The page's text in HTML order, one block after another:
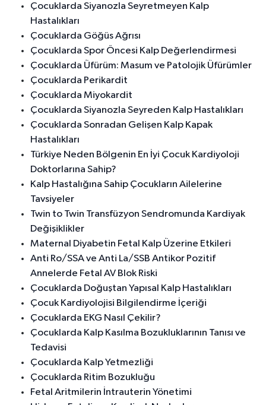
Çocuklarda Siyanozla Seyretmeyen Kalp
Hastalıkları
Çocuklarda Göğüs Ağrısı
Çocuklarda Spor Öncesi Kalp Değerlendirmesi
Çocuklarda Üfürüm: Masum ve Patolojik Üfürümler
Çocuklarda Perikardit
Çocuklarda Miyokardit
Çocuklarda Siyanozla Seyreden Kalp Hastalıkları
Çocuklarda Sonradan Gelişen Kalp Kapak
Hastalıkları
Türkiye Neden Bölgenin En İyi Çocuk Kardiyoloji
Doktorlarına Sahip?
Kalp Hastalığına Sahip Çocukların Ailelerine
Tavsiyeler
Twin to Twin Transfüzyon Sendromunda Kardiyak
Değişiklikler
Maternal Diyabetin Fetal Kalp Üzerine Etkileri
Anti Ro/SSA ve Anti La/SSB Antikor Pozitif
Annelerde Fetal AV Blok Riski
Çocuklarda Doğuştan Yapısal Kalp Hastalıkları
Çocuk Kardiyolojisi Bilgilendirme İçeriği
Çocuklarda EKG Nasıl Çekilir?
Çocuklarda Kalp Kasılma Bozukluklarının Tanısı ve
Tedavisi
Çocuklarda Kalp Yetmezliği
Çocuklarda Ritim Bozukluğu
Fetal Aritmilerin İntrauterin Yönetimi